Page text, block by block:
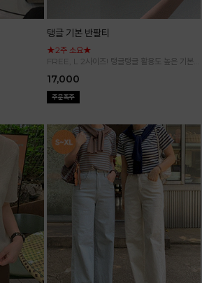
탱글 기본 반팔티
★2주 소요★
FREE, L 2사이즈! 탱글탱글 활용도 높은 기본
17,000